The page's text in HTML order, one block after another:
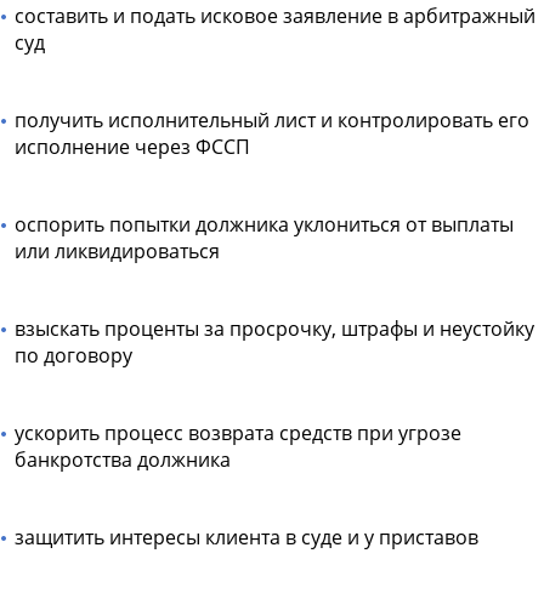
составить и подать исковое заявление в арбитражный
суд
получить исполнительный лист и контролировать его
исполнение через ФССП
оспорить попытки должника уклониться от выплаты
или ликвидироваться
взыскать проценты за просрочку, штрафы и неустойку
по договору
ускорить процесс возврата средств при угрозе
банкротства должника
защитить интересы клиента в суде и у приставов